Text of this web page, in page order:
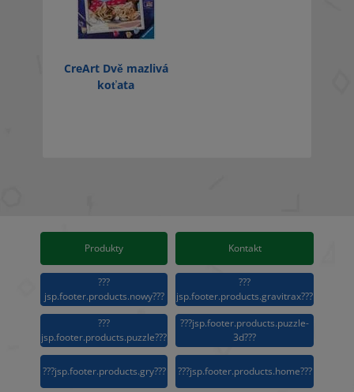
CreArt Dvě mazlivá
koťata
Produkty Kontakt
???
jsp.footer.products.nowy???
???
jsp.footer.products.gravitrax???
???
jsp.footer.products.puzzle???
???jsp.footer.products.puzzle-
3d???
???jsp.footer.products.gry??? ???jsp.footer.products.home???